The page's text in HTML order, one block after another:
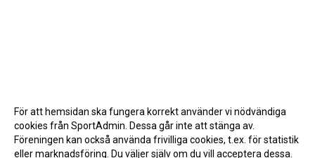
För att hemsidan ska fungera korrekt använder vi nödvändiga
cookies från SportAdmin. Dessa går inte att stänga av.
Föreningen kan också använda frivilliga cookies, t.ex. för statistik
eller marknadsföring. Du väljer själv om du vill acceptera dessa.